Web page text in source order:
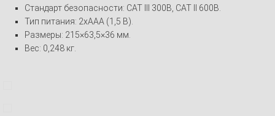
Стандарт безопасности: CAT III 300В, CAT II 600В.
Тип питания: 2хААА (1,5 В).
Размеры: 215×63,5×36 мм.
Вес: 0,248 кг.